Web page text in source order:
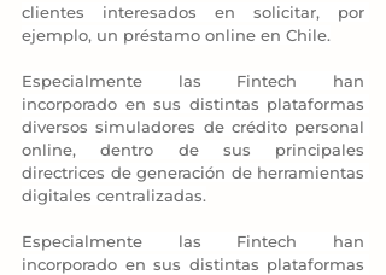
clientes interesados en solicitar, por
ejemplo, un préstamo online en Chile.
Especialmente las Fintech han
incorporado en sus distintas plataformas
diversos simuladores de crédito personal
online, dentro de sus principales
directrices de generación de herramientas
digitales centralizadas.
Especialmente las Fintech han
incorporado en sus distintas plataformas